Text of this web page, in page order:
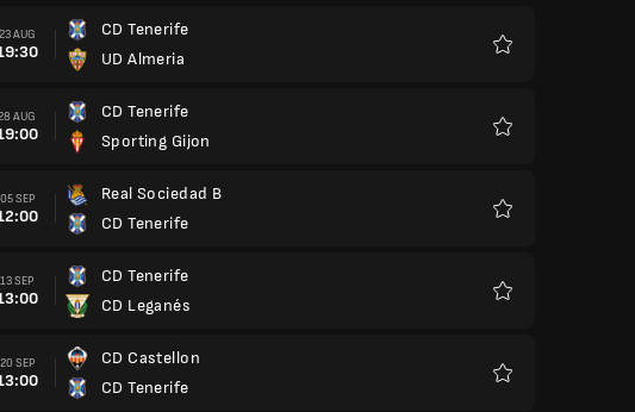
23 AUG
CD Tenerife
UD Almeria
AUG
CD Tenerife
Sporting Gijon
05 SEP
Real Sociedad B
CD Tenerife
13 SEP
CD Tenerife
CD Leganés
20 SEP
CD Castellon
CD Tenerife